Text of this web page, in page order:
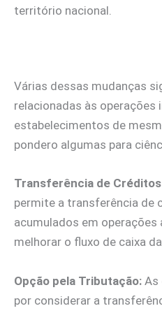
território nacional.
Várias dessas mudanças
relacionadas às
estabelecimentos de
pondero algumas para
Transferência de Créditos
permite a transferência de
acumulados em operações
melhorar o fluxo de caixa
Opção pela Tributação: As
por considerar a